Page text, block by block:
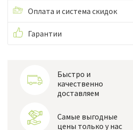
Оплата и система скидок
Гарантии
Быстро и
качественно
доставляем
Самые выгодные
цены только у нас